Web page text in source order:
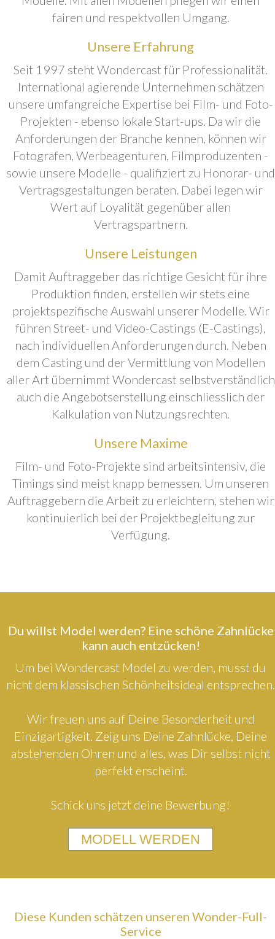
fairen und respektvollen Umgang.
Unsere Erfahrung
Seit 1997 steht Wondercast für Professionalität.
International agierende Unternehmen schätzen
unsere umfangreiche Expertise bei Film- und Foto-
Projekten - ebenso lokale Start-ups. Da wir die
Anforderungen der Branche kennen, können wir
Fotografen, Werbeagenturen, Filmproduzenten -
sowie unsere Modelle - qualifiziert zu Honorar- und
Vertragsgestaltungen beraten. Dabei legen wir
Wert auf Loyalität gegenüber allen
Vertragspartnern.
Unsere Leistungen
Damit Auftraggeber das richtige Gesicht für ihre
Produktion finden, erstellen wir stets eine
projektspezifische Auswahl unserer Modelle. Wir
führen Street- und Video-Castings (E-Castings),
nach individuellen Anforderungen durch. Neben
dem Casting und der Vermittlung von Modellen
aller Art übernimmt Wondercast selbstverständlich
auch die Angebotserstellung einschliesslich der
Kalkulation von Nutzungsrechten.
Unsere Maxime
Film- und Foto-Projekte sind arbeitsintensiv, die
Timings sind meist knapp bemessen. Um unseren
Auftraggebern die Arbeit zu erleichtern, stehen wir
kontinuierlich bei der Projektbegleitung zur
Verfügung.
Du willst Model werden? Eine schöne Zahnlücke
kann auch entzücken!
Um bei Wondercast Model zu werden, musst du
nicht dem klassischen Schönheitsideal entsprechen.
Wir freuen uns auf Deine Besonderheit und
Einzigartigkeit. Zeig uns Deine Zahnlücke, Deine
abstehenden Ohren und alles, was Dir selbst nicht
perfekt erscheint.
Schick uns jetzt deine Bewerbung!
MODELL WERDEN
Diese Kunden schätzen unseren Wonder-Full-
Service